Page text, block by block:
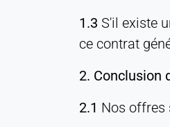
1.3 S'il existe
ce contrat
2. Conclusion
2.1 Nos offres
Stocke vos paramètres de
duration: